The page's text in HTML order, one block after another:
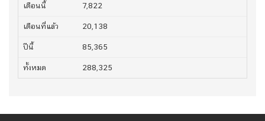
เดือนนี้ 7,822
เดือนที่แล้ว 20,138
ปีนี้ 85,365
ทั้งหมด 288,325